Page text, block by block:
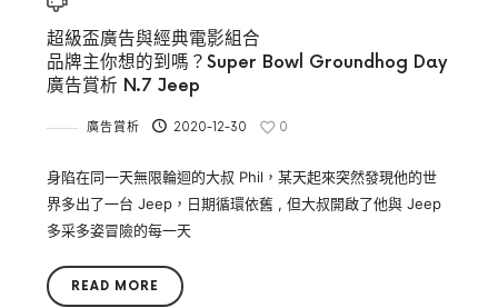
超級盃廣告與經典電影組合
品牌主你想的到嗎？Super Bowl Groundhog Day
廣告賞析 N.7 Jeep
廣告賞析 2020-12-30 0
身陷在同一天無限輪迴的大叔 Phil，某天起來突然發現他的世
界多出了一台 Jeep，日期循環依舊 , 但大叔開啟了他與 Jeep
多采多姿冒險的每一天
READ MORE